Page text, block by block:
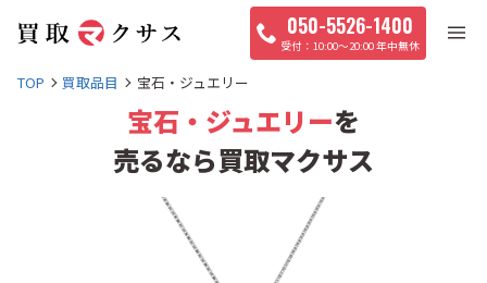
050-5526-1400
10:00〜20:00 年中無休
TOP 買取品目 宝石・ジュエリー
宝石・ジュエリーを
売るなら買取マクサス